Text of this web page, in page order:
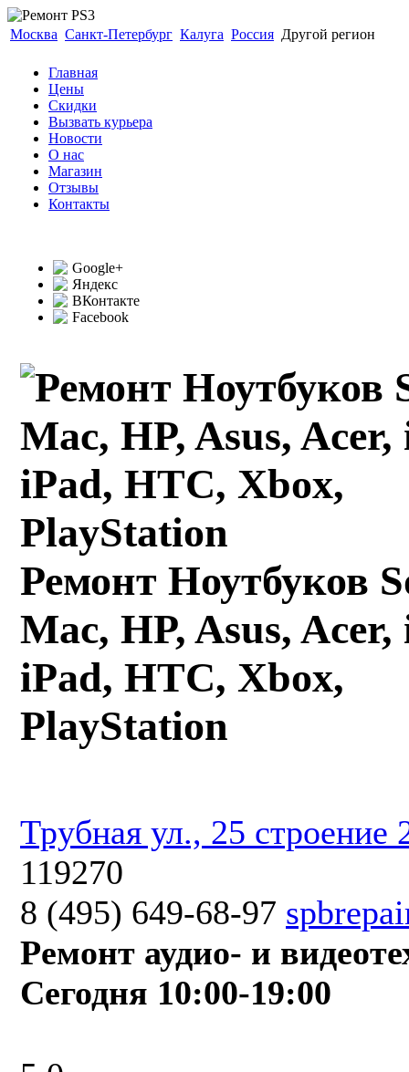
Москва Санкт-Петербург Калуга Россия Другой регион
Главная
Цены
Скидки
Вызвать курьера
Новости
О нас
Магазин
Отзывы
Контакты
Google+
Яндекс
ВКонтакте
Facebook
Ремонт Ноутбуков
Mac, HP, Asus, Acer,
iPad, HTC, Xbox,
PlayStation
Трубная ул., 25 строение
119270
8 (495) 649-68-97
Ремонт аудио- и
Сегодня 10:00-19:00